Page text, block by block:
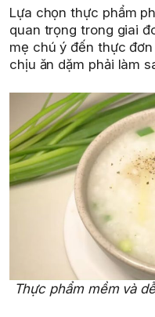
Lựa chọn thực phẩm
quan trọng trong giai
mẹ chú ý đến thực
chịu ăn dặm phải làm
Thực phẩm mềm và